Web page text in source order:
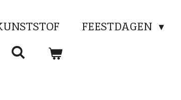
FEESTDAGEN